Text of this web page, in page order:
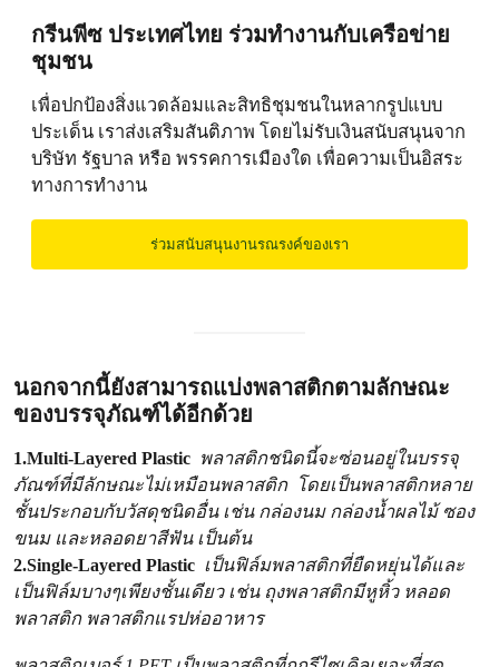
กรีนพีซ ประเทศไทย ร่วมทำงานกับเครือข่าย
ชุมชน
เพื่อปกป้องสิ่งแวดล้อมและสิทธิชุมชนในหลากรูปแบบ
ประเด็น เราส่งเสริมสันติภาพ โดยไม่รับเงินสนับสนุนจาก
บริษัท รัฐบาล หรือ พรรคการเมืองใด เพื่อความเป็นอิสระ
ทางการทำงาน
ร่วมสนับสนุนงานรณรงค์ของเรา
นอกจากนี้ยังสามารถแบ่งพลาสติกตามลักษณะ
ของบรรจุภัณฑ์ได้อีกด้วย
1.Multi-Layered Plastic พลาสติกชนิดนี้จะซ่อนอยู่ในบรรจุ
ภัณฑ์ที่มีลักษณะไม่เหมือนพลาสติก โดยเป็นพลาสติกหลาย
ชั้นประกอบกับวัสดุชนิดอื่น เช่น กล่องนม กล่องน้ำผลไม้ ซอง
ขนม และหลอดยาสีฟัน เป็นต้น
2.Single-Layered Plastic เป็นฟิล์มพลาสติกที่ยืดหยุ่นได้และ
เป็นฟิล์มบางๆเพียงชั้นเดียว เช่น ถุงพลาสติกมีหูหิ้ว หลอด
พลาสติก พลาสติกแรปห่ออาหาร